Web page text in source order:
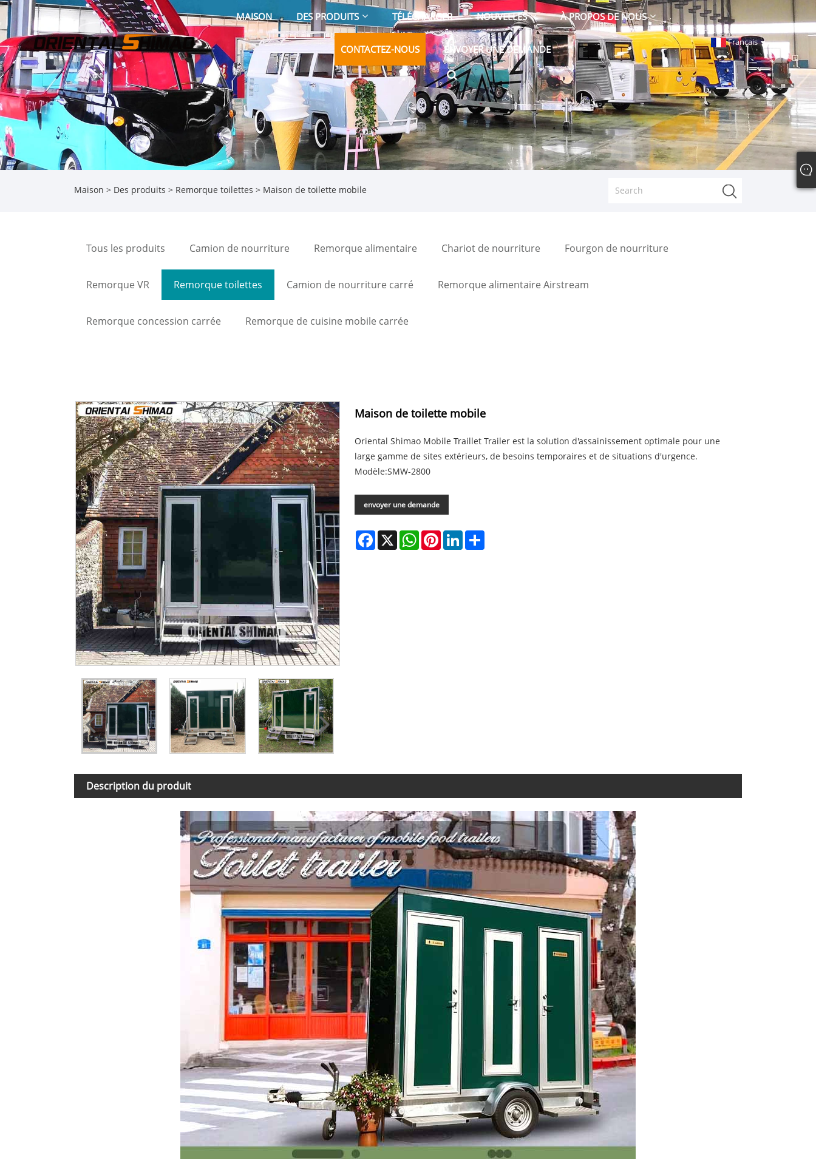
MAISON DES PRODUITS TÉLÉCHARGER NOUVELLES À PROPOS DE NOUS
CONTACTEZ-NOUS ENVOYER UNE DEMANDE
Français
Maison > Des produits > Remorque toilettes > Maison de toilette mobile
Tous les produits Camion de nourriture Remorque alimentaire Chariot de nourriture Fourgon de nourriture
Remorque VR Remorque toilettes Camion de nourriture carré Remorque alimentaire Airstream
Remorque concession carrée Remorque de cuisine mobile carrée
Maison de toilette mobile
Oriental Shimao Mobile Traillet Trailer est la solution d'assainissement optimale pour une
large gamme de sites extérieurs, de besoins temporaires et de situations d'urgence.
Modèle:SMW-2800
envoyer une demande
Facebook
X WhatsAppPinterestLinkedIn
Description du produit